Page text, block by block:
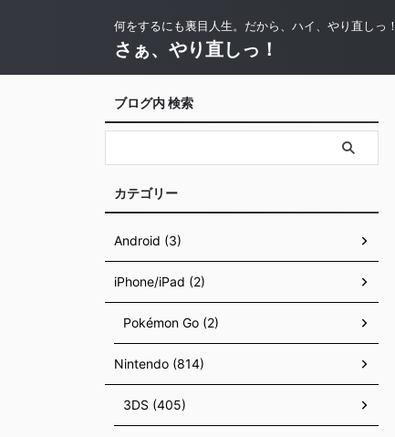
何をするにも裏目人生。だから、ハイ、やり直しっ！
さぁ、やり直しっ！
ブログ内 検索
カテゴリー
Android (3)
iPhone/iPad (2)
Pokémon Go (2)
Nintendo (814)
3DS (405)